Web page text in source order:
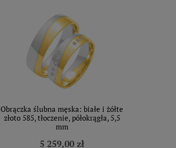
Obrączka ślubna męska: białe i żółte
złoto 585, tłoczenie, półokrągła, 5,5
mm
5 259,00 zł